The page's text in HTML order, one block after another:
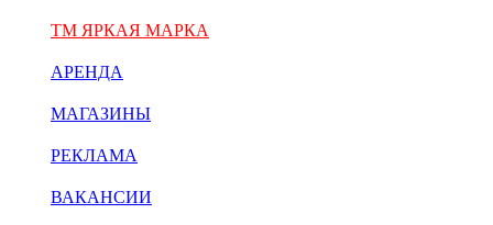
ТМ ЯРКАЯ МАРКА
АРЕНДА
МАГАЗИНЫ
РЕКЛАМА
ВАКАНСИИ